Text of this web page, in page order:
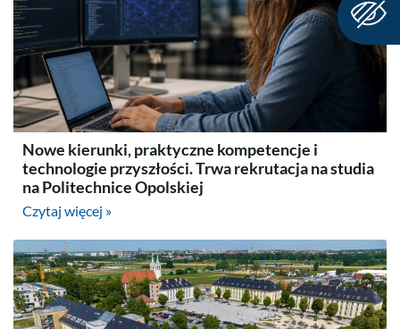
Nowe kierunki, praktyczne kompetencje i
technologie przyszłości. Trwa rekrutacja na studia
na Politechnice Opolskiej
Czytaj więcej »